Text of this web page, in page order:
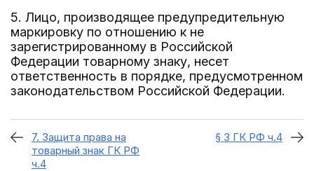
5. Лицо, производящее предупредительную
маркировку по отношению к не
зарегистрированному в Российской
Федерации товарному знаку, несет
ответственность в порядке, предусмотренном
законодательством Российской Федерации.
7. Защита права на
товарный знак ГК РФ
ч.4
§ 3 ГК РФ ч.4